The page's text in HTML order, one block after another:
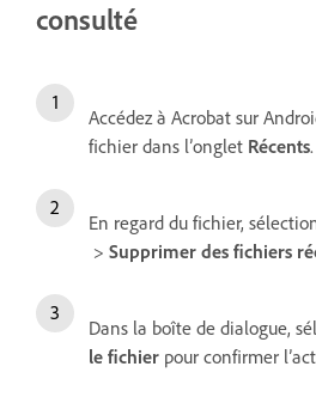
consulté
Accédez à Acrobat sur
fichier dans l’onglet Récents.
En regard du fichier,
> Supprimer des fichiers
Dans la boîte de dialogue,
le fichier pour confirmer